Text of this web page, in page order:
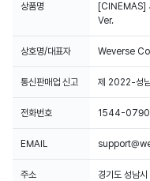
상품명
[CINEMAS]
Ver.
상호명/대표자 Weverse
통신판매업 신고 제 2022-성
전화번호 1544-0790
EMAIL
주소
경기도 성남